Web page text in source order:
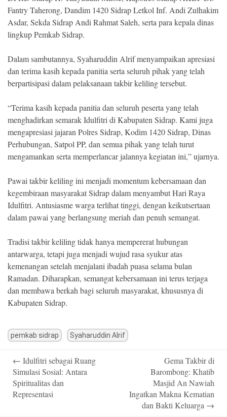
Fantry Taherong, Dandim 1420 Sidrap Letkol Inf. Andi Zulhakim
Asdar, Sekda Sidrap Andi Rahmat Saleh, serta para kepala dinas
lingkup Pemkab Sidrap.
Dalam sambutannya, Syaharuddin Alrif menyampaikan apresiasi
dan terima kasih kepada panitia serta seluruh pihak yang telah
berpartisipasi dalam pelaksanaan takbir keliling tersebut.
“Terima kasih kepada panitia dan seluruh peserta yang telah
menghadirkan semarak Idulfitri di Kabupaten Sidrap. Kami juga
mengapresiasi jajaran Polres Sidrap, Kodim 1420 Sidrap, Dinas
Perhubungan, Satpol PP, dan semua pihak yang telah turut
mengamankan serta memperlancar jalannya kegiatan ini,” ujarnya.
Pawai takbir keliling ini menjadi momentum kebersamaan dan
kegembiraan masyarakat Sidrap dalam menyambut Hari Raya
Idulfitri. Antusiasme warga terlihat tinggi, dengan keikutsertaan
dalam pawai yang berlangsung meriah dan penuh semangat.
Tradisi takbir keliling tidak hanya mempererat hubungan
antarwarga, tetapi juga menjadi wujud rasa syukur atas
kemenangan setelah menjalani ibadah puasa selama bulan
Ramadan. Diharapkan, semangat kebersamaan ini terus terjaga
dan membawa berkah bagi seluruh masyarakat, khususnya di
Kabupaten Sidrap.
pemkab sidrap Syaharuddin Alrif
navigation
← Idulfitri sebagai Ruang
Simulasi Sosial: Antara
Spiritualitas dan
Representasi
Gema Takbir di
Barombong: Khatib
Masjid An Nawiah
Ingatkan Makna Kematian
dan Bakti Keluarga →